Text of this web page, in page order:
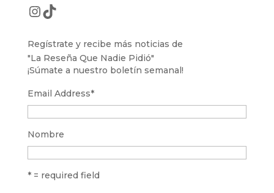
Instagram
TikTok
Regístrate y recibe más noticias de
"La Reseña Que Nadie Pidió"
¡Súmate a nuestro boletín semanal!
Email Address*
Nombre
* = required field